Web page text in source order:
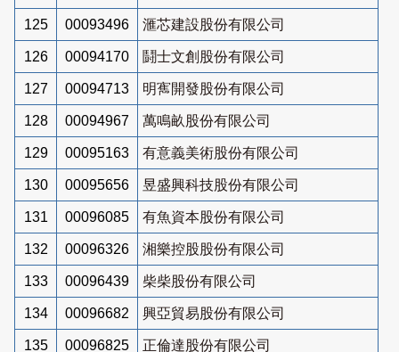
125 00093496 滙芯建設股份有限公司
126 00094170 鬪士文創股份有限公司
127 00094713 明寯開發股份有限公司
128 00094967 萬鳴畝股份有限公司
129 00095163 有意義美術股份有限公司
130 00095656 昱盛興科技股份有限公司
131 00096085 有魚資本股份有限公司
132 00096326 湘樂控股股份有限公司
133 00096439 柴柴股份有限公司
134 00096682 興亞貿易股份有限公司
135 00096825 正倫達股份有限公司